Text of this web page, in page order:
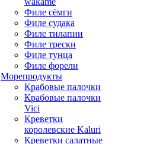
Филе сёмги
Филе судака
Филе тилапии
Филе трески
Филе тунца
Филе форели
Морепродукты
Крабовые палочки
Крабовые палочки
Vici
Креветки
королевские Kaluri
Креветки салатные